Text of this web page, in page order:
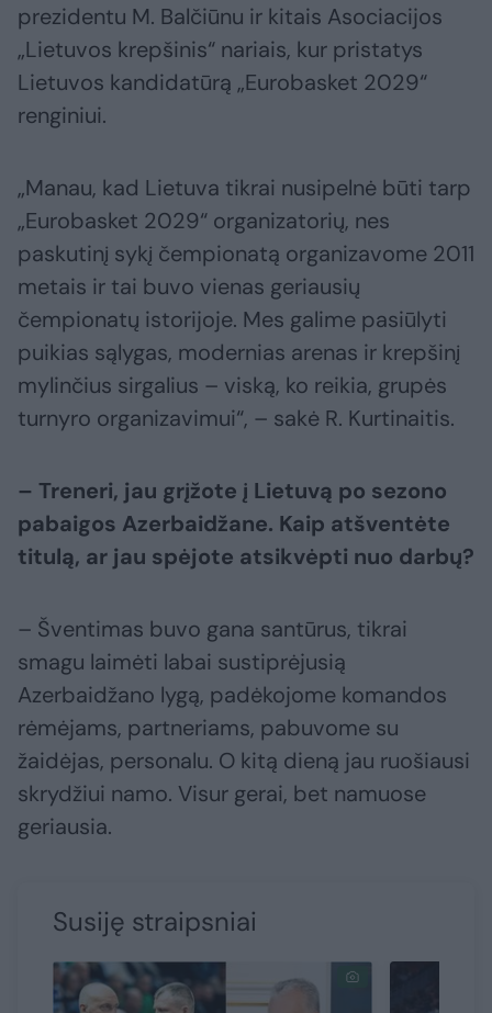
prezidentu M. Balčiūnu ir kitais Asociacijos
„Lietuvos krepšinis“ nariais, kur pristatys
Lietuvos kandidatūrą „Eurobasket 2029“
renginiui.
„Manau, kad Lietuva tikrai nusipelnė būti tarp
„Eurobasket 2029“ organizatorių, nes
paskutinį sykį čempionatą organizavome 2011
metais ir tai buvo vienas geriausių
čempionatų istorijoje. Mes galime pasiūlyti
puikias sąlygas, modernias arenas ir krepšinį
mylinčius sirgalius – viską, ko reikia, grupės
turnyro organizavimui“, – sakė R. Kurtinaitis.
– Treneri, jau grįžote į Lietuvą po sezono
pabaigos Azerbaidžane. Kaip atšventėte
titulą, ar jau spėjote atsikvėpti nuo darbų?
– Šventimas buvo gana santūrus, tikrai
smagu laimėti labai sustiprėjusią
Azerbaidžano lygą, padėkojome komandos
rėmėjams, partneriams, pabuvome su
žaidėjas, personalu. O kitą dieną jau ruošiausi
skrydžiui namo. Visur gerai, bet namuose
geriausia.
Susiję straipsniai